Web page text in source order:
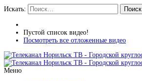
Искать: Поиск
Пустой список видео!
Посмотреть все отложенные видео
Меню